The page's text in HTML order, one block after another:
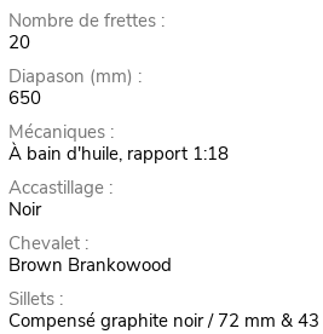
Nombre de frettes :
20
Diapason (mm) :
650
Mécaniques :
À bain d'huile, rapport 1:18
Accastillage :
Noir
Chevalet :
Brown Brankowood
Sillets :
Compensé graphite noir / 72 mm &